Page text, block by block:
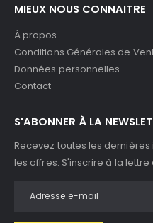
MIEUX NOUS CONNAITRE
À propos
Conditions Générales de
Données personnelles
Contact
S'ABONNER À LA
Recevez toutes les
les offres. S'inscrire à la